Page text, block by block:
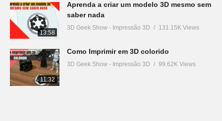
13:58
Aprenda a criar um modelo 3D mesmo sem
saber nada
3D Geek Show - Impressão 3D 131.15K Views
11:32
Como Imprimir em 3D colorido
3D Geek Show - Impressão 3D 99.62K Views